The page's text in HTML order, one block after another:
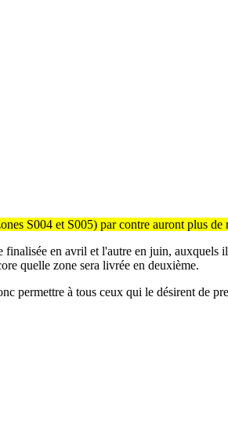
S004 et S005) par contre auront plus de
finalisée en avril et l'autre en juin, auxquels
quelle zone sera livrée en deuxième.
permettre à tous ceux qui le désirent de